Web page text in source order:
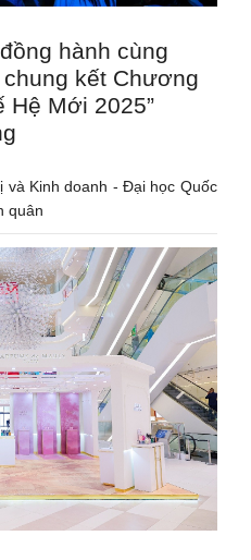
hành cùng
kết Chương
Hệ Mới 2025”
Kinh doanh - Đại học Quốc
quân